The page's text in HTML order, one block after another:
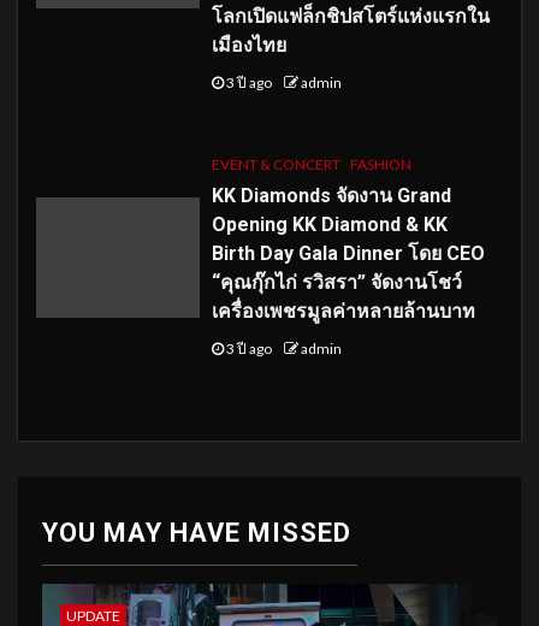
โลกเปิดแฟล็กชิปสโตร์แห่งแรกใน
เมืองไทย
3 ปี ago admin
EVENT & CONCERT FASHION
KK Diamonds จัดงาน Grand
Opening KK Diamond & KK
Birth Day Gala Dinner โดย CEO
“คุณกุ๊กไก่ รวิสรา” จัดงานโชว์
เครื่องเพชรมูลค่าหลายล้านบาท
3 ปี ago admin
YOU MAY HAVE MISSED
UPDATE